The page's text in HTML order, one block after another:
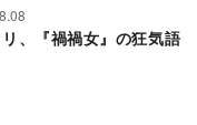
、『禍禍女』の狂気語